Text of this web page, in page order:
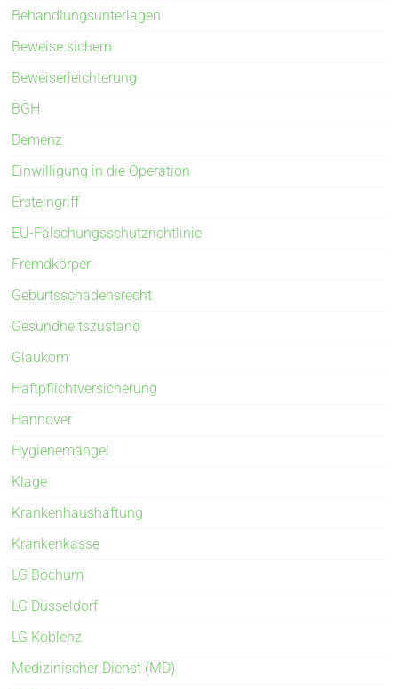
Behandlungsunterlagen
Beweise sichern
Beweiserleichterung
BGH
Demenz
Einwilligung in die Operation
Ersteingriff
EU-Fälschungsschutzrichtlinie
Fremdkörper
Geburtsschadensrecht
Gesundheitszustand
Glaukom
Haftpflichtversicherung
Hannover
Hygienemängel
Klage
Krankenhaushaftung
Krankenkasse
LG Bochum
LG Düsseldorf
LG Koblenz
Medizinischer Dienst (MD)